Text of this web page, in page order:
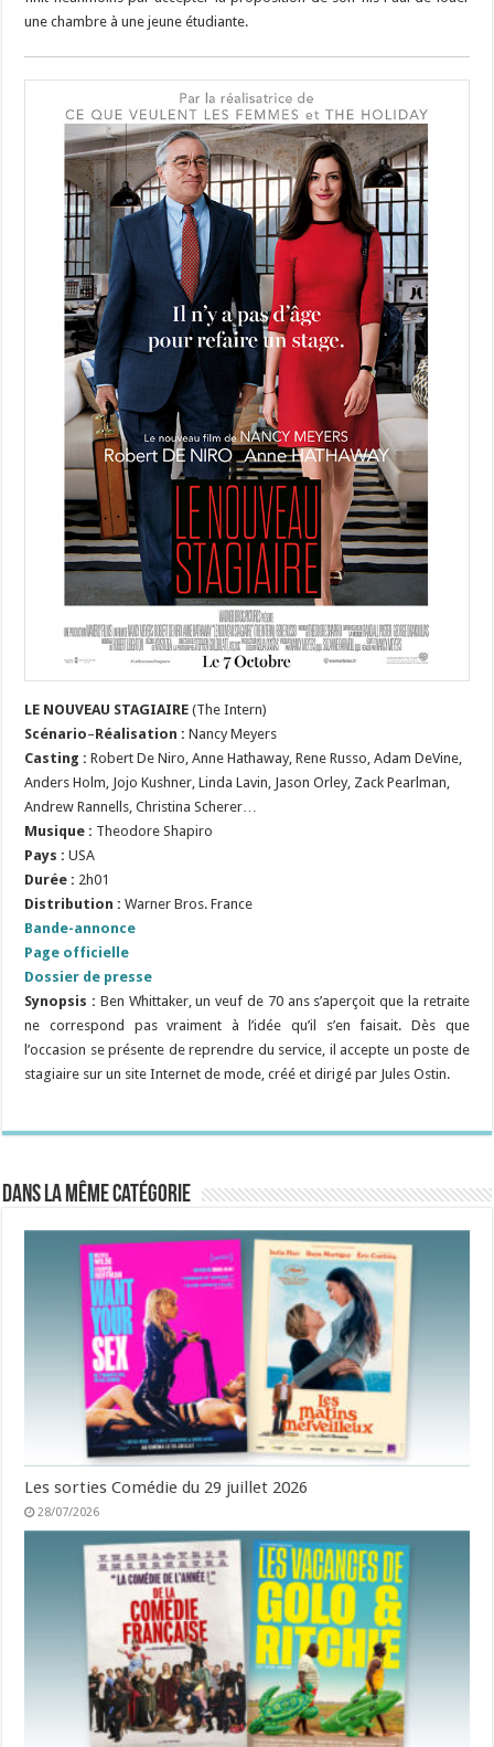
une chambre à une jeune étudiante.
LE NOUVEAU STAGIAIRE (The Intern)
Scénario–Réalisation :Nancy Meyers
Casting :Robert De Niro, Anne Hathaway, Rene Russo, Adam DeVine,
Anders Holm, Jojo Kushner, Linda Lavin, Jason Orley, Zack Pearlman,
Andrew Rannells, Christina Scherer…
Musique : Theodore Shapiro
Pays : USA
Durée : 2h01
Distribution : Warner Bros. France
Bande-annonce
Page officielle
Dossier de presse
Synopsis : Ben Whittaker, un veuf de 70 ans s’aperçoit que la retraite
ne correspond pas vraiment à l’idée qu’il s’en faisait. Dès que
l’occasion se présente de reprendre du service, il accepte un poste de
stagiaire sur un site Internet de mode, créé et dirigé par Jules Ostin.
Dans la même catégorie
Les sorties Comédie du 29 juillet 2026
28/07/2026